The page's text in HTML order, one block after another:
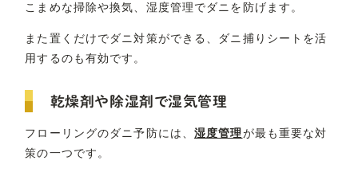
こまめな掃除や換気、湿度管理でダニを防げます。
また置くだけでダニ対策ができる、ダニ捕りシートを活
用するのも有効です。
乾燥剤や除湿剤で湿気管理
フローリングのダニ予防には、湿度管理が最も重要な対
策の一つです。